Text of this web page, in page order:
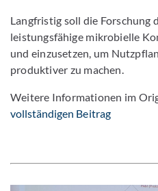
Langfristig soll die Forschung
leistungsfähige mikrobielle
und einzusetzen, um
produktiver zu machen.
Weitere Informationen im
vollständigen Beitrag